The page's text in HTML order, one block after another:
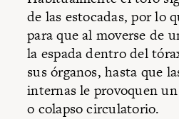
de las estocadas, por lo
para que al moverse de
la espada dentro del
sus órganos, hasta que
internas le provoquen
o colapso circulatorio.